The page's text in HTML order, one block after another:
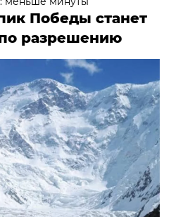
Победы станет
разрешению